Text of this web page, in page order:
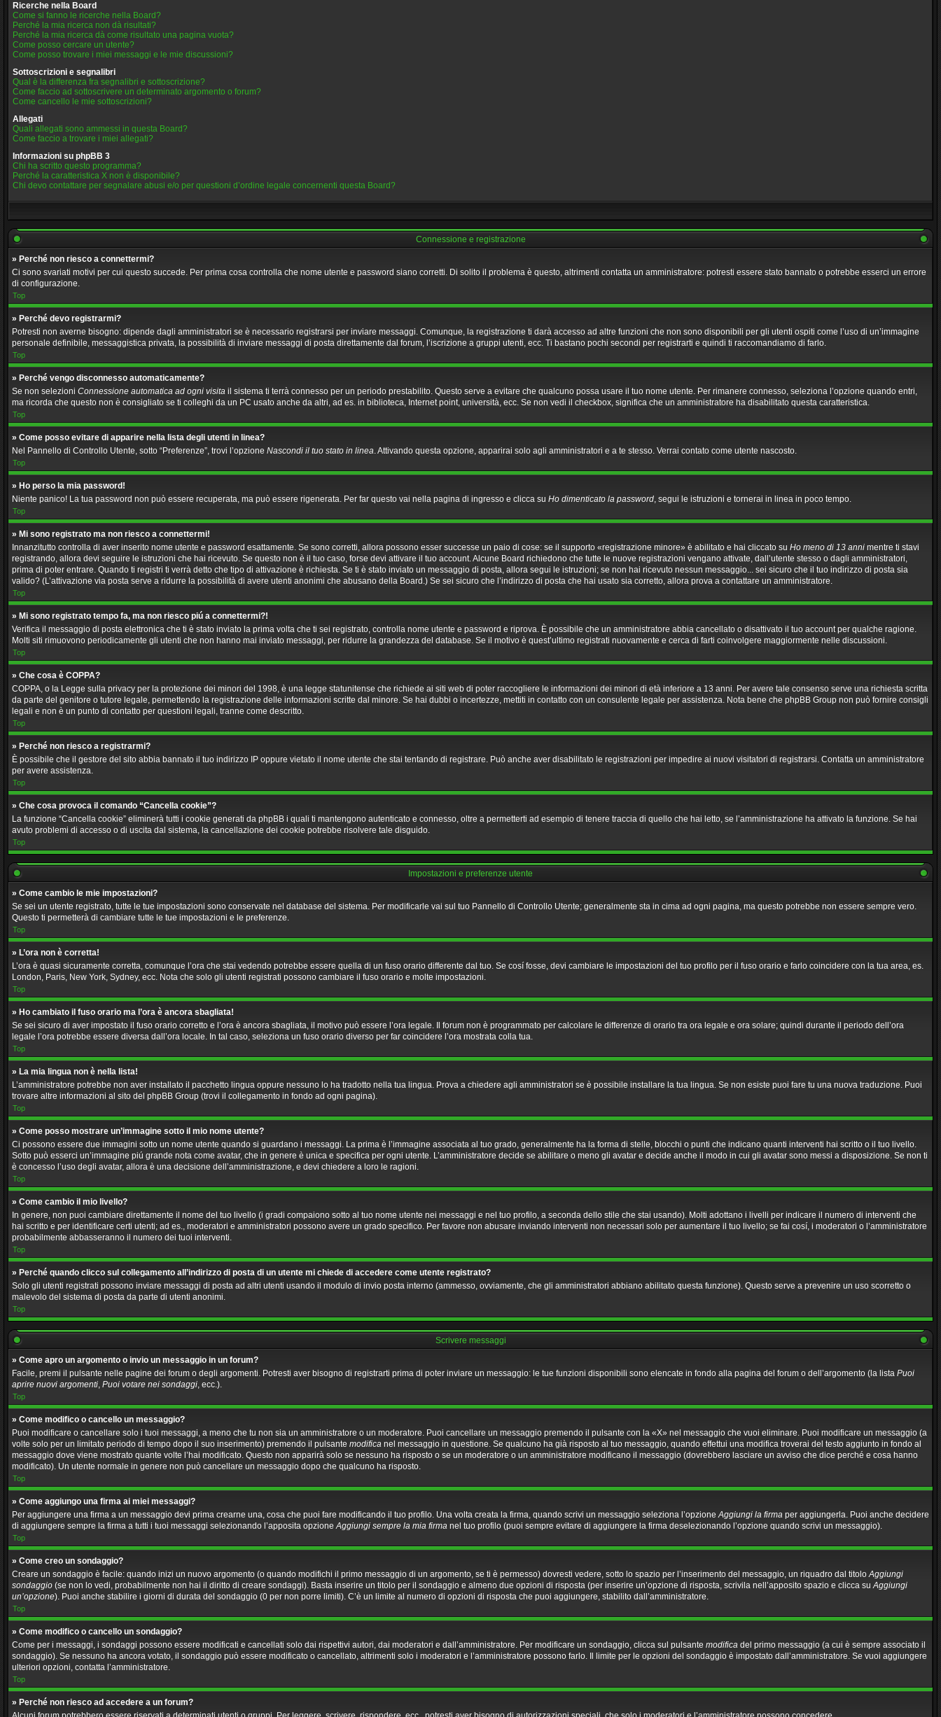
Ricerche nella Board
Come si fanno le ricerche nella Board?
Perché la mia ricerca non dà risultati?
Perché la mia ricerca dà come risultato una pagina vuota?
Come posso cercare un utente?
Come posso trovare i miei messaggi e le mie discussioni?
Sottoscrizioni e segnalibri
Qual è la differenza fra segnalibri e sottoscrizione?
Come faccio ad sottoscrivere un determinato argomento o forum?
Come cancello le mie sottoscrizioni?
Allegati
Quali allegati sono ammessi in questa Board?
Come faccio a trovare i miei allegati?
Informazioni su phpBB 3
Chi ha scritto questo programma?
Perché la caratteristica X non è disponibile?
Chi devo contattare per segnalare abusi e/o per questioni d’ordine legale concernenti questa Board?
Connessione e registrazione
» Perché non riesco a connettermi?
Ci sono svariati motivi per cui questo succede. Per prima cosa controlla che nome utente e password siano corretti. Di solito il problema è questo, altrimenti contatta un amministratore: potresti essere stato bannato o potrebbe esserci un errore
di configurazione.
Top
» Perché devo registrarmi?
Potresti non averne bisogno: dipende dagli amministratori se è necessario registrarsi per inviare messaggi. Comunque, la registrazione ti darà accesso ad altre funzioni che non sono disponibili per gli utenti ospiti come l’uso di un’immagine
personale definibile, messaggistica privata, la possibilità di inviare messaggi di posta direttamente dal forum, l’iscrizione a gruppi utenti, ecc. Ti bastano pochi secondi per registrarti e quindi ti raccomandiamo di farlo.
Top
» Perché vengo disconnesso automaticamente?
Se non selezioni Connessione automatica ad ogni visita il sistema ti terrà connesso per un periodo prestabilito. Questo serve a evitare che qualcuno possa usare il tuo nome utente. Per rimanere connesso, seleziona l’opzione quando entri,
ma ricorda che questo non è consigliato se ti colleghi da un PC usato anche da altri, ad es. in biblioteca, Internet point, università, ecc. Se non vedi il checkbox, significa che un amministratore ha disabilitato questa caratteristica.
Top
» Come posso evitare di apparire nella lista degli utenti in linea?
Nel Pannello di Controllo Utente, sotto “Preferenze”, trovi l’opzione Nascondi il tuo stato in linea. Attivando questa opzione, apparirai solo agli amministratori e a te stesso. Verrai contato come utente nascosto.
Top
» Ho perso la mia password!
Niente panico! La tua password non può essere recuperata, ma può essere rigenerata. Per far questo vai nella pagina di ingresso e clicca su Ho dimenticato la password, segui le istruzioni e tornerai in linea in poco tempo.
Top
» Mi sono registrato ma non riesco a connettermi!
Innanzitutto controlla di aver inserito nome utente e password esattamente. Se sono corretti, allora possono esser successe un paio di cose: se il supporto «registrazione minore» è abilitato e hai cliccato su Ho meno di 13 anni mentre ti stavi
registrando, allora devi seguire le istruzioni che hai ricevuto. Se questo non è il tuo caso, forse devi attivare il tuo account. Alcune Board richiedono che tutte le nuove registrazioni vengano attivate, dall’utente stesso o dagli amministratori,
prima di poter entrare. Quando ti registri ti verrà detto che tipo di attivazione è richiesta. Se ti è stato inviato un messaggio di posta, allora segui le istruzioni; se non hai ricevuto nessun messaggio... sei sicuro che il tuo indirizzo di posta sia
valido? (L’attivazione via posta serve a ridurre la possibilità di avere utenti anonimi che abusano della Board.) Se sei sicuro che l’indirizzo di posta che hai usato sia corretto, allora prova a contattare un amministratore.
Top
» Mi sono registrato tempo fa, ma non riesco piú a connettermi?!
Verifica il messaggio di posta elettronica che ti è stato inviato la prima volta che ti sei registrato, controlla nome utente e password e riprova. È possibile che un amministratore abbia cancellato o disattivato il tuo account per qualche ragione.
Molti siti rimuovono periodicamente gli utenti che non hanno mai inviato messaggi, per ridurre la grandezza del database. Se il motivo è quest’ultimo registrati nuovamente e cerca di farti coinvolgere maggiormente nelle discussioni.
Top
» Che cosa è COPPA?
COPPA, o la Legge sulla privacy per la protezione dei minori del 1998, è una legge statunitense che richiede ai siti web di poter raccogliere le informazioni dei minori di età inferiore a 13 anni. Per avere tale consenso serve una richiesta scritta
da parte del genitore o tutore legale, permettendo la registrazione delle informazioni scritte dal minore. Se hai dubbi o incertezze, mettiti in contatto con un consulente legale per assistenza. Nota bene che phpBB Group non può fornire consigli
legali e non è un punto di contatto per questioni legali, tranne come descritto.
Top
» Perché non riesco a registrarmi?
È possibile che il gestore del sito abbia bannato il tuo indirizzo IP oppure vietato il nome utente che stai tentando di registrare. Può anche aver disabilitato le registrazioni per impedire ai nuovi visitatori di registrarsi. Contatta un amministratore
per avere assistenza.
Top
» Che cosa provoca il comando “Cancella cookie”?
La funzione “Cancella cookie” eliminerà tutti i cookie generati da phpBB i quali ti mantengono autenticato e connesso, oltre a permetterti ad esempio di tenere traccia di quello che hai letto, se l’amministrazione ha attivato la funzione. Se hai
avuto problemi di accesso o di uscita dal sistema, la cancellazione dei cookie potrebbe risolvere tale disguido.
Top
Impostazioni e preferenze utente
» Come cambio le mie impostazioni?
Se sei un utente registrato, tutte le tue impostazioni sono conservate nel database del sistema. Per modificarle vai sul tuo Pannello di Controllo Utente; generalmente sta in cima ad ogni pagina, ma questo potrebbe non essere sempre vero.
Questo ti permetterà di cambiare tutte le tue impostazioni e le preferenze.
Top
» L’ora non è corretta!
L’ora è quasi sicuramente corretta, comunque l’ora che stai vedendo potrebbe essere quella di un fuso orario differente dal tuo. Se cosí fosse, devi cambiare le impostazioni del tuo profilo per il fuso orario e farlo coincidere con la tua area, es.
London, Paris, New York, Sydney, ecc. Nota che solo gli utenti registrati possono cambiare il fuso orario e molte impostazioni.
Top
» Ho cambiato il fuso orario ma l’ora è ancora sbagliata!
Se sei sicuro di aver impostato il fuso orario corretto e l’ora è ancora sbagliata, il motivo può essere l’ora legale. Il forum non è programmato per calcolare le differenze di orario tra ora legale e ora solare; quindi durante il periodo dell’ora
legale l’ora potrebbe essere diversa dall’ora locale. In tal caso, seleziona un fuso orario diverso per far coincidere l’ora mostrata colla tua.
Top
» La mia lingua non è nella lista!
L’amministratore potrebbe non aver installato il pacchetto lingua oppure nessuno lo ha tradotto nella tua lingua. Prova a chiedere agli amministratori se è possibile installare la tua lingua. Se non esiste puoi fare tu una nuova traduzione. Puoi
trovare altre informazioni al sito del phpBB Group (trovi il collegamento in fondo ad ogni pagina).
Top
» Come posso mostrare un’immagine sotto il mio nome utente?
Ci possono essere due immagini sotto un nome utente quando si guardano i messaggi. La prima è l’immagine associata al tuo grado, generalmente ha la forma di stelle, blocchi o punti che indicano quanti interventi hai scritto o il tuo livello.
Sotto può esserci un’immagine piú grande nota come avatar, che in genere è unica e specifica per ogni utente. L’amministratore decide se abilitare o meno gli avatar e decide anche il modo in cui gli avatar sono messi a disposizione. Se non ti
è concesso l’uso degli avatar, allora è una decisione dell’amministrazione, e devi chiedere a loro le ragioni.
Top
» Come cambio il mio livello?
In genere, non puoi cambiare direttamente il nome del tuo livello (i gradi compaiono sotto al tuo nome utente nei messaggi e nel tuo profilo, a seconda dello stile che stai usando). Molti adottano i livelli per indicare il numero di interventi che
hai scritto e per identificare certi utenti; ad es., moderatori e amministratori possono avere un grado specifico. Per favore non abusare inviando interventi non necessari solo per aumentare il tuo livello; se fai cosí, i moderatori o l’amministratore
probabilmente abbasseranno il numero dei tuoi interventi.
Top
» Perché quando clicco sul collegamento all’indirizzo di posta di un utente mi chiede di accedere come utente registrato?
Solo gli utenti registrati possono inviare messaggi di posta ad altri utenti usando il modulo di invio posta interno (ammesso, ovviamente, che gli amministratori abbiano abilitato questa funzione). Questo serve a prevenire un uso scorretto o
malevolo del sistema di posta da parte di utenti anonimi.
Top
Scrivere messaggi
» Come apro un argomento o invio un messaggio in un forum?
Facile, premi il pulsante nelle pagine dei forum o degli argomenti. Potresti aver bisogno di registrarti prima di poter inviare un messaggio: le tue funzioni disponibili sono elencate in fondo alla pagina del forum o dell’argomento (la lista Puoi
aprire nuovi argomenti, Puoi votare nei sondaggi, ecc.).
Top
» Come modifico o cancello un messaggio?
Puoi modificare o cancellare solo i tuoi messaggi, a meno che tu non sia un amministratore o un moderatore. Puoi cancellare un messaggio premendo il pulsante con la «X» nel messaggio che vuoi eliminare. Puoi modificare un messaggio (a
volte solo per un limitato periodo di tempo dopo il suo inserimento) premendo il pulsante modifica nel messaggio in questione. Se qualcuno ha già risposto al tuo messaggio, quando effettui una modifica troverai del testo aggiunto in fondo al
messaggio dove viene mostrato quante volte l’hai modificato. Questo non apparirà solo se nessuno ha risposto o se un moderatore o un amministratore modificano il messaggio (dovrebbero lasciare un avviso che dice perché e cosa hanno
modificato). Un utente normale in genere non può cancellare un messaggio dopo che qualcuno ha risposto.
Top
» Come aggiungo una firma ai miei messaggi?
Per aggiungere una firma a un messaggio devi prima crearne una, cosa che puoi fare modificando il tuo profilo. Una volta creata la firma, quando scrivi un messaggio seleziona l’opzioneAggiungi la firma per aggiungerla. Puoi anche decidere
di aggiungere sempre la firma a tutti i tuoi messaggi selezionando l’apposita opzioneAggiungi sempre la mia firma nel tuo profilo (puoi sempre evitare di aggiungere la firma deselezionando l’opzione quando scrivi un messaggio).
Top
» Come creo un sondaggio?
Creare un sondaggio è facile: quando inizi un nuovo argomento (o quando modifichi il primo messaggio di un argomento, se ti è permesso) dovresti vedere, sotto lo spazio per l’inserimento del messaggio, un riquadro dal titoloAggiungi
sondaggio (se non lo vedi, probabilmente non hai il diritto di creare sondaggi). Basta inserire un titolo per il sondaggio e almeno due opzioni di risposta (per inserire un’opzione di risposta, scrivila nell’apposito spazio e clicca suAggiungi
un’opzione). Puoi anche stabilire i giorni di durata del sondaggio (0 per non porre limiti). C’è un limite al numero di opzioni di risposta che puoi aggiungere, stabilito dall’amministratore.
Top
» Come modifico o cancello un sondaggio?
Come per i messaggi, i sondaggi possono essere modificati e cancellati solo dai rispettivi autori, dai moderatori e dall’amministratore. Per modificare un sondaggio, clicca sul pulsante modifica del primo messaggio (a cui è sempre associato il
sondaggio). Se nessuno ha ancora votato, il sondaggio può essere modificato o cancellato, altrimenti solo i moderatori e l’amministratore possono farlo. Il limite per le opzioni del sondaggio è impostato dall’amministratore. Se vuoi aggiungere
ulteriori opzioni, contatta l’amministratore.
Top
» Perché non riesco ad accedere a un forum?